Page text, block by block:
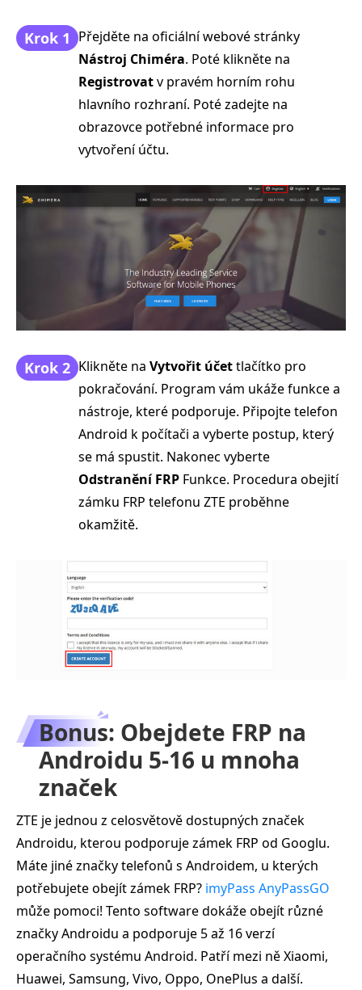
Krok 1 Přejděte na oficiální webové stránky
Nástroj Chiméra. Poté klikněte na
Registrovatv pravém horním rohu
hlavního rozhraní. Poté zadejte na
obrazovce potřebné informace pro
vytvoření účtu.
Krok 2 Klikněte na Vytvořit účettlačítko pro
pokračování. Program vám ukáže funkce a
nástroje, které podporuje. Připojte telefon
Android k počítači a vyberte postup, který
se má spustit. Nakonec vyberte
Odstranění FRP Funkce. Procedura obejití
zámku FRP telefonu ZTE proběhne
okamžitě.
Bonus: Obejdete FRP na
Androidu 5-16 u mnoha
značek
ZTE je jednou z celosvětově dostupných značek
Androidu, kterou podporuje zámek FRP od Googlu.
Máte jiné značky telefonů s Androidem, u kterých
potřebujete obejít zámek FRP? imyPass AnyPassGO
může pomoci! Tento software dokáže obejít různé
značky Androidu a podporuje 5 až 16 verzí
operačního systému Android. Patří mezi ně Xiaomi,
Huawei, Samsung, Vivo, Oppo, OnePlus a další.